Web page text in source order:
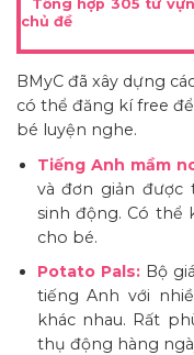
Tổng hợp 305 từ
chủ đề
BMyC đã xây dựng
có thể đăng kí free
bé luyện nghe.
Tiếng Anh mầm
và đơn giản được
sinh động. Có thể
cho bé.
Potato Pals:Bộ
tiếng Anh với
khác nhau. Rất
thụ động hàng